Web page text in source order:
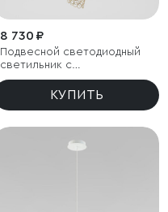
8 730 ₽
Подвесной светодиодный
светильник с
металлическим плафоном
КУПИТЬ